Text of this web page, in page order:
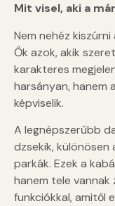
Mit visel, aki a
Nem nehéz
Ők azok, akik
karakteres
harsányan, hanem
képviselik.
A legnépszerűbb
dzsekik,
parkák. Ezek a
hanem tele
funkciókkal, amitől